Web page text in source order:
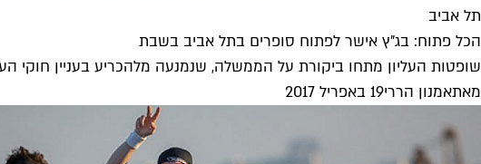
תל אביב
הכל פתוח: בג"ץ אישר לפתוח סופרים בתל אביב בשבת
שופטות העליון מתחו ביקורת על הממשלה, שנמנעה מלהכריע בעניין חוקי
מאתאמנון הררי19 באפריל 2017